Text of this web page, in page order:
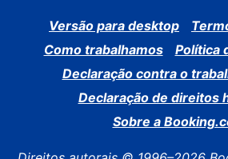
Versão para desktop
Como trabalhamos
Política
Declaração contra o
Declaração de direitos
Sobre a